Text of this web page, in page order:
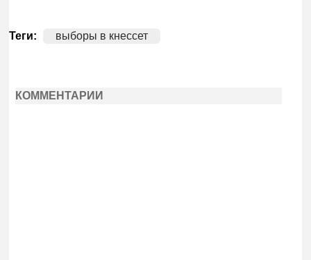
Теги: выборы в кнессет
КОММЕНТАРИИ